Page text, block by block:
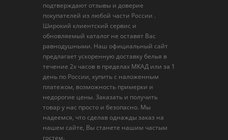
подтверждают отзывы и доверие
покупателей из любой части России .
Широкий клиентский сервис и
обновляемый каталог не оставят Вас
равнодушными. Наш официальный сайт
предлагает ускоренную доставку белья в
течение 2х часов в пределах МКАД или за 1
день по России, купить с наложенным
платежом, возможность примерки и
недорогие цены. Заказать и получить
товар у нас просто и безопасно. Мы
надеемся, что сделав однажды заказ на
нашем сайте, Вы станете нашим частым
гостем.